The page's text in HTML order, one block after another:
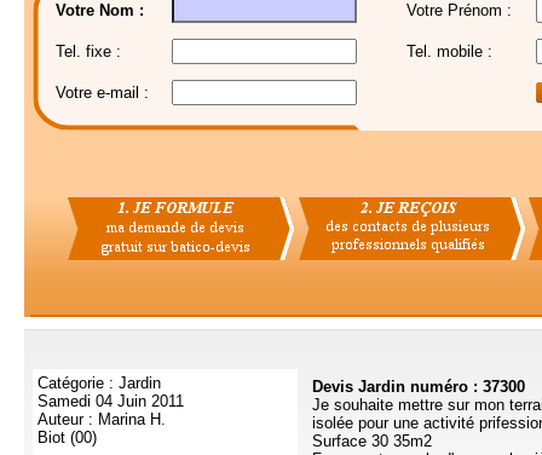
Votre Nom : Votre Prénom :
Tel. fixe : Tel. mobile :
Votre e-mail :
Catégorie : Jardin
Samedi 04 Juin 2011
Auteur : Marina H.
Biot (00)
Devis Jardin numéro : 37300
Je souhaite mettre sur mon
isolée pour une activité
Surface 30 35m2